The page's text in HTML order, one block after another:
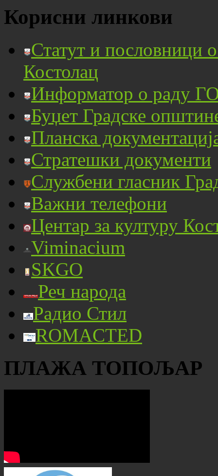
Корисни линкови
Статут и пословници
Костолац
Информатор о раду
Буџет Градске
Планска
Стратешки документи
Службени гласник
Важни телефони
Центар за културу
Viminacium
SKGO
Реч народа
Радио Стил
ROMACTED
ПЛАЖА ТОПОЉАР